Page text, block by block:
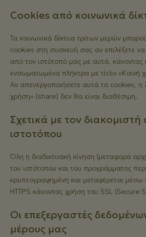
Cookies από κοινωνικά
Τα κοινωνικά δίκτυα τρίτων μερών
cookies στη συσκευή σας αν επιλέξετε να
από τον ιστότοπό μας με αυτά, κάνοντας
ενσωματωμένα πλήκτρα με τίτλο «Κοινή
Αν απενεργοποιήσετε αυτά τα cookies, η
χρήση» (share) δεν θα είναι διαθέσιμη.
Σχετικά με τον διακομιστή
ιστοτόπου
Όλη η διαδικτυακή κίνηση (μεταφορά
του ιστότοπου και του προγράμματος
κρυπτογραφημένη και μεταφέρεται
HTTPS κάνοντας χρήση του SSL (Secure
Οι επεξεργαστές
μέρους μας